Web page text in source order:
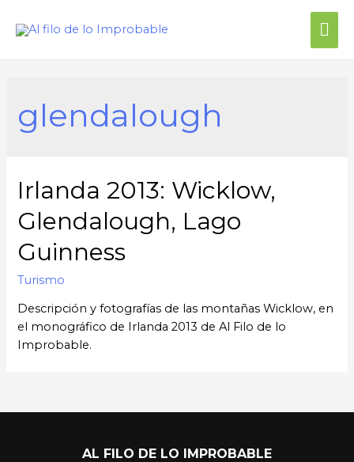
glendalough
Irlanda 2013: Wicklow,
Glendalough, Lago
Guinness
Turismo
Descripción y fotografías de las montañas Wicklow, en
el monográfico de Irlanda 2013 de Al Filo de lo
Improbable.
AL FILO DE LO IMPROBABLE